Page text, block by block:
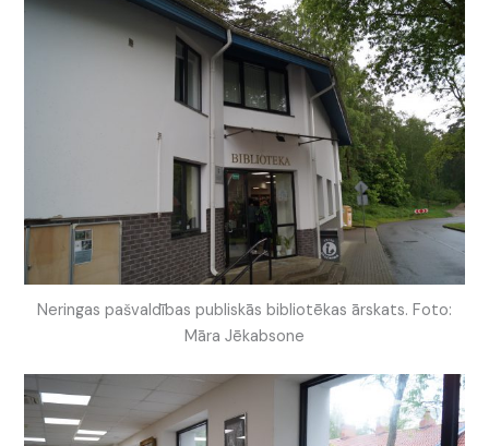
Neringas pašvaldības publiskās bibliotēkas ārskats. Foto:
Māra Jēkabsone